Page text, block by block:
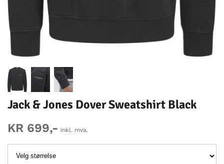
Jack & Jones Dover Sweatshirt Black
KR 699,- inkl. mva.